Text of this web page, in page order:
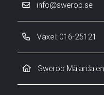
info@swerob.se
Växel: 016-25121
Swerob Mälardalen